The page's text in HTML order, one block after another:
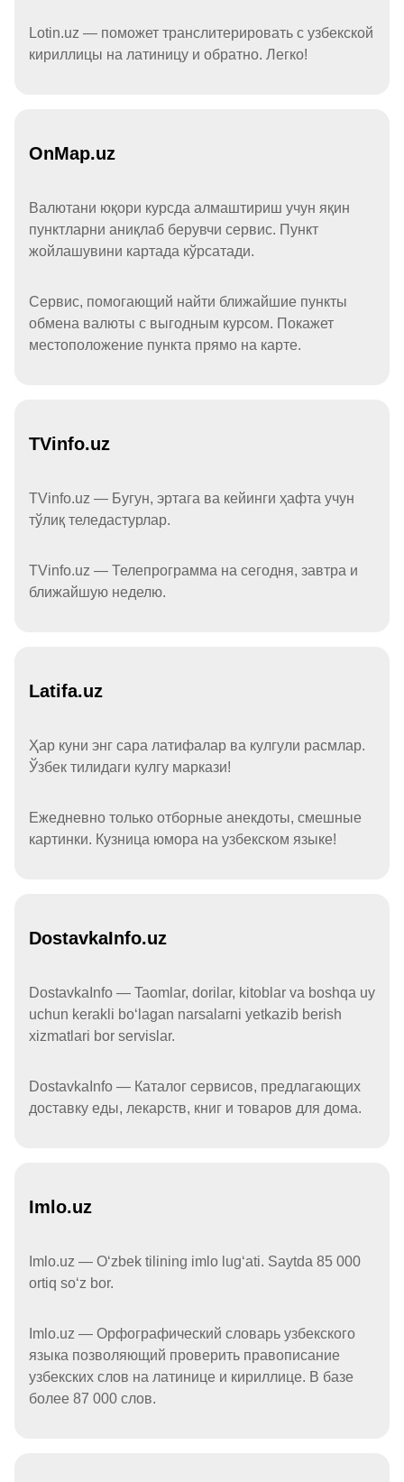
Lotin.uz — поможет транслитерировать с узбекской
кириллицы на латиницу и обратно. Легко!
OnMap.uz
Валютани юқори курсда алмаштириш учун яқин
пунктларни аниқлаб берувчи сервис. Пункт
жойлашувини картада кўрсатади.
Сервис, помогающий найти ближайшие пункты
обмена валюты с выгодным курсом. Покажет
местоположение пункта прямо на карте.
TVinfo.uz
TVinfo.uz — Бугун, эртага ва кейинги ҳафта учун
тўлиқ теледастурлар.
TVinfo.uz — Телепрограмма на сегодня, завтра и
ближайшую неделю.
Latifa.uz
Ҳар куни энг сара латифалар ва кулгули расмлар.
Ўзбек тилидаги кулгу маркази!
Ежедневно только отборные анекдоты, смешные
картинки. Кузница юмора на узбекском языке!
DostavkaInfo.uz
DostavkaInfo — Taomlar, dorilar, kitoblar va boshqa uy
uchun kerakli boʻlagan narsalarni yetkazib berish
xizmatlari bor servislar.
DostavkaInfo — Каталог сервисов, предлагающих
доставку еды, лекарств, книг и товаров для дома.
Imlo.uz
Imlo.uz — Oʻzbek tilining imlo lugʻati. Saytda 85 000
ortiq soʻz bor.
Imlo.uz — Орфографический словарь узбекского
языка позволяющий проверить правописание
узбекских слов на латинице и кириллице. В базе
более 87 000 слов.